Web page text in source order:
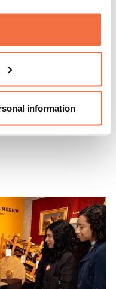
information
Naturales de
las entradas para las